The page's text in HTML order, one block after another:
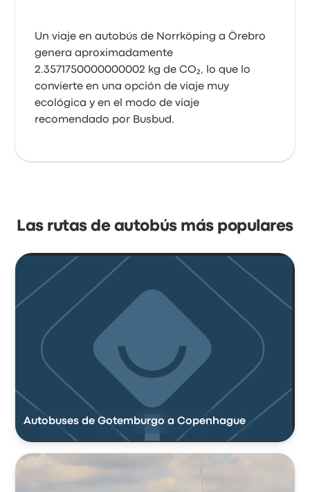
Un viaje en autobús de Norrköping a Örebro
genera aproximadamente
2.3571750000000002 kg de CO₂, lo que lo
convierte en una opción de viaje muy
ecológica y en el modo de viaje
recomendado por Busbud.
Las rutas de autobús más populares
Autobuses de Gotemburgo a Copenhague